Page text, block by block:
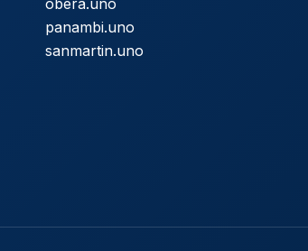
panambi.uno
sanmartin.uno